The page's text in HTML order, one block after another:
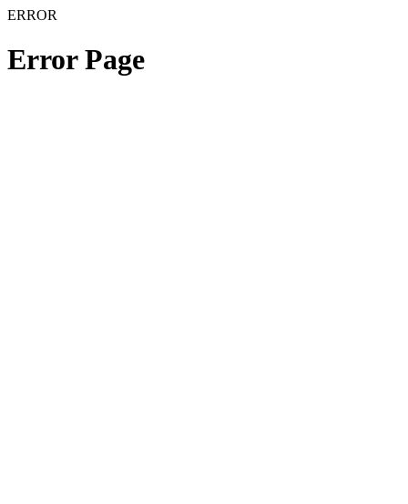
ERROR
Error Page